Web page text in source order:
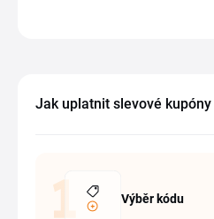
Jak uplatnit slevové
Výběr kódu